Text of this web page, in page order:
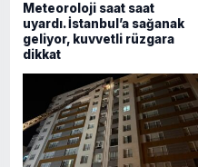
Meteoroloji saat saat
uyardı. İstanbul’a sağanak
geliyor, kuvvetli rüzgara
dikkat